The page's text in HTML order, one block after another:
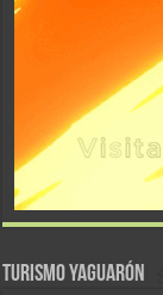
TURISMO YAGUARÓN